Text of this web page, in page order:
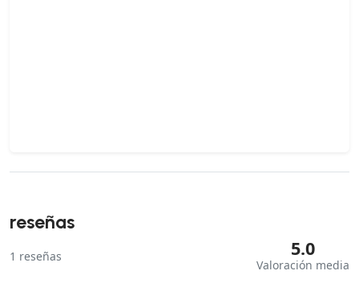
reseñas
1 reseñas 5.0
Valoración media